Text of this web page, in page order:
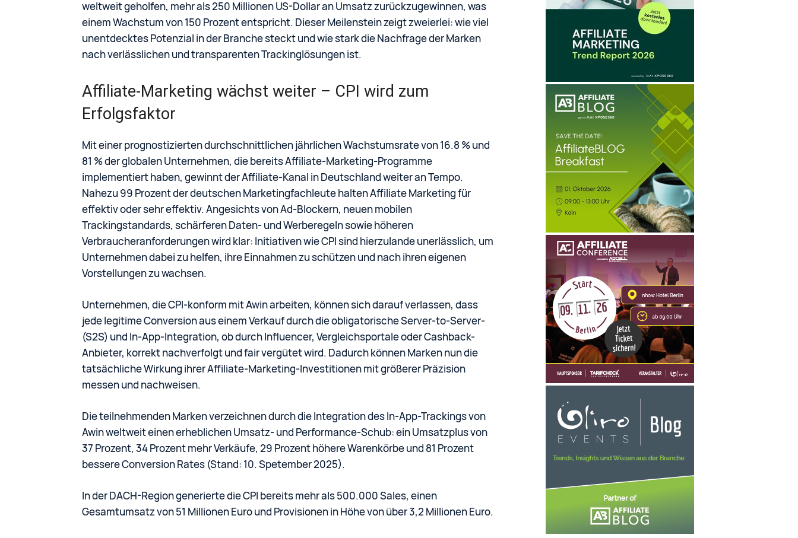
weltweit geholfen, mehr als 250 Millionen US-Dollar an Umsatz zurückzugewinnen, was
einem Wachstum von 150 Prozent entspricht. Dieser Meilenstein zeigt zweierlei: wie viel
unentdecktes Potenzial in der Branche steckt und wie stark die Nachfrage der Marken
nach verlässlichen und transparenten Trackinglösungen ist.
Affiliate-Marketing wächst weiter – CPI wird zum
Erfolgsfaktor
Mit einer prognostizierten durchschnittlichen jährlichen Wachstumsrate von 16.8 % und
81 % der globalen Unternehmen, die bereits Affiliate-Marketing-Programme
implementiert haben, gewinnt der Affiliate-Kanal in Deutschland weiter an Tempo.
Nahezu 99 Prozent der deutschen Marketingfachleute halten Affiliate Marketing für
effektiv oder sehr effektiv. Angesichts von Ad-Blockern, neuen mobilen
Trackingstandards, schärferen Daten- und Werberegeln sowie höheren
Verbraucheranforderungen wird klar: Initiativen wie CPI sind hierzulande unerlässlich, um
Unternehmen dabei zu helfen, ihre Einnahmen zu schützen und nach ihren eigenen
Vorstellungen zu wachsen.
Unternehmen, die CPI-konform mit Awin arbeiten, können sich darauf verlassen, dass
jede legitime Conversion aus einem Verkauf durch die obligatorische Server-to-Server-
(S2S) und In-App-Integration, ob durch Influencer, Vergleichsportale oder Cashback-
Anbieter, korrekt nachverfolgt und fair vergütet wird. Dadurch können Marken nun die
tatsächliche Wirkung ihrer Affiliate-Marketing-Investitionen mit größerer Präzision
messen und nachweisen.
Die teilnehmenden Marken verzeichnen durch die Integration des In-App-Trackings von
Awin weltweit einen erheblichen Umsatz- und Performance-Schub: ein Umsatzplus von
37 Prozent, 34 Prozent mehr Verkäufe, 29 Prozent höhere Warenkörbe und 81 Prozent
bessere Conversion Rates (Stand: 10. Spetember 2025).
In der DACH-Region generierte die CPI bereits mehr als 500.000 Sales, einen
Gesamtumsatz von 51 Millionen Euro und Provisionen in Höhe von über 3,2 Millionen Euro.